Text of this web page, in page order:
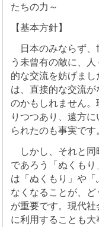
たちの力～
【基本方針】
日本のみならず、
う未曾有の敵に、
的な交流を妨げま
は、直接的な交流
のかもしれません
りつつあり、遠方
られたのも事実です
しかし、それと同
であろう「ぬくも
は「ぬくもり」や
なくなることが、
が重要です。現代
に利用することも